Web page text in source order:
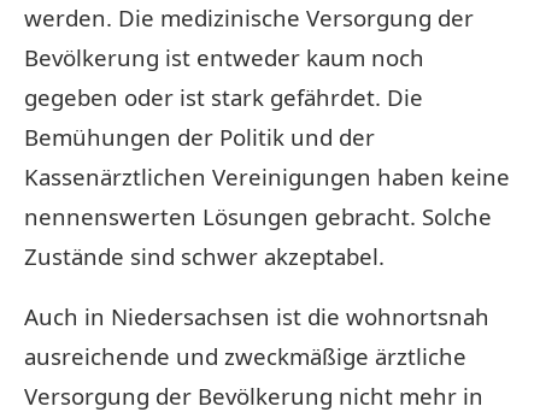
werden. Die medizinische Versorgung der
Bevölkerung ist entweder kaum noch
gegeben oder ist stark gefährdet. Die
Bemühungen der Politik und der
Kassenärztlichen Vereinigungen haben keine
nennenswerten Lösungen gebracht. Solche
Zustände sind schwer akzeptabel.
Auch in Niedersachsen ist die wohnortsnah
ausreichende und zweckmäßige ärztliche
Versorgung der Bevölkerung nicht mehr in